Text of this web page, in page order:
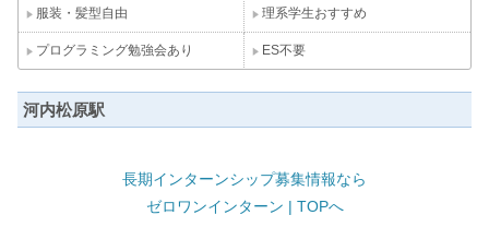
服装・髪型自由 理系学生おすすめ
プログラミング勉強会あり ES不要
河内松原駅
長期インターンシップ募集情報なら
ゼロワンインターン | TOPへ